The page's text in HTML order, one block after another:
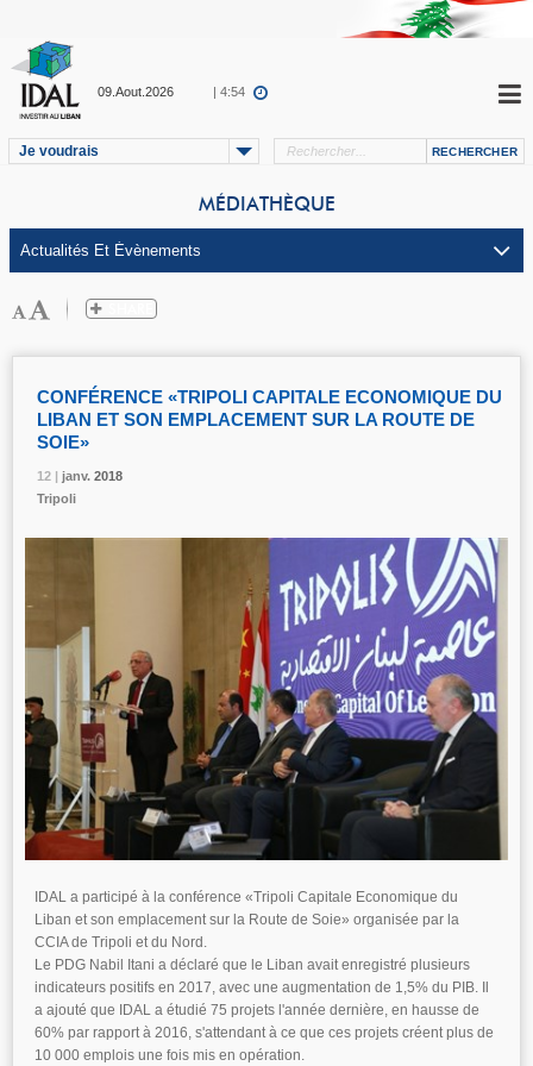
09.Aout.2026 | 4:54
Je voudrais
MÉDIATHÈQUE
12 | janv. 2018
CONFÉRENCE «TRIPOLI CAPITALE ECONOMIQUE DU
LIBAN ET SON EMPLACEMENT SUR LA ROUTE DE
SOIE»
12 | janv. 2018
Tripoli
12 | janv. 2018
IDAL a participé à la conférence «Tripoli Capitale Economique du
Liban et son emplacement sur la Route de Soie» organisée par la
CCIA de Tripoli et du Nord.
Le PDG Nabil Itani a déclaré que le Liban avait enregistré plusieurs
indicateurs positifs en 2017, avec une augmentation de 1,5% du PIB. Il
a ajouté que IDAL a étudié 75 projets l'année dernière, en hausse de
60% par rapport à 2016, s'attendant à ce que ces projets créent plus de
10 000 emplois une fois mis en opération.